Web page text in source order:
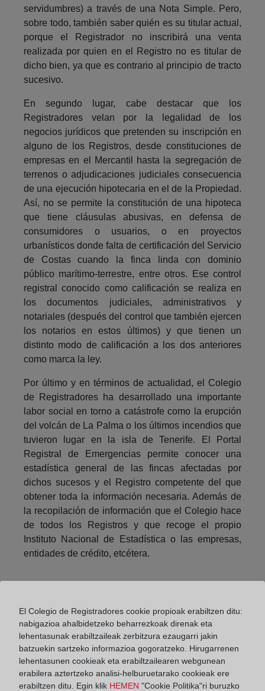
servidumbres) a través de una Nota Simple. Pero,
sobre todo, también saber quién es su titular actual,
porque el Registrador no inscribirá una venta
realizada por quien en el Registro no es titular de
dicho bien, ya que es contrario al principio de tracto
sucesivo.
En segundo lugar, cabe destacar que los
Registradores velan por la legalidad de los
negocios jurídicos que pretenden su inscripción en
alguno de los Registros, desde constituciones de
empresas en el Mercantil hasta la segregación de
terrenos o adjudicaciones judiciales consecuencia
de una ejecución hipotecaria en el de la Propiedad.
Así, no se permite la constitución de una hipoteca
que tiene cláusulas abusivas, en defensa de
consumidores o usuarios, o en proyectos
urbanísticos donde falta de certificación del Servicio
de Costas cuando la finca linda con dominio
público marítimo-terrestre, entre otros. Ese control
registral conocido como calificación se realiza en
los documentos judiciales, administrativos y
notariales (después del control que también ejercen
los notarios en estos últimos) y que tienen un
distinto modo de calificación a los dos anteriores
como marca la ley.
Por último y en términos de actualidad, el Colegio
de Registradores ha desarrollado una importante
labor social en torno a catástrofe como la erupción
del volcán de La Palma o los últimos incendios que
tuvieron lugar en la isla de Tenerife. El Portal
Registral de Emergencias permite conocer una
estadística general de las fincas afectadas por
dichos sucesos y el Registro competente del que
obtener toda la información necesaria. Además de
la recopilación de información que el Colegio hace
de todos los Registros y que recoge el propio
Instituto Nacional de Estadística o las empresas,
entidades de crédito, etcétera.
La identificación de los medios de pago en la
El Colegio de Registradores cookie propioak erabiltzen ditu:
nabigazioa ahalbidetzeko beharrezkoak direnak eta
lehentasunak erabiltzaileak zerbitzura ezaugarri jakin
batzuekin sartzeko informazioa gogoratzeko. Hirugarrenen
lehentasunen cookieak eta erabiltzailearen webgunean
erabilera aztertzeko analisi-helburuetarako cookieak ere
erabiltzen ditu. Egin klik HEMEN "Cookie Politika"ri buruzko